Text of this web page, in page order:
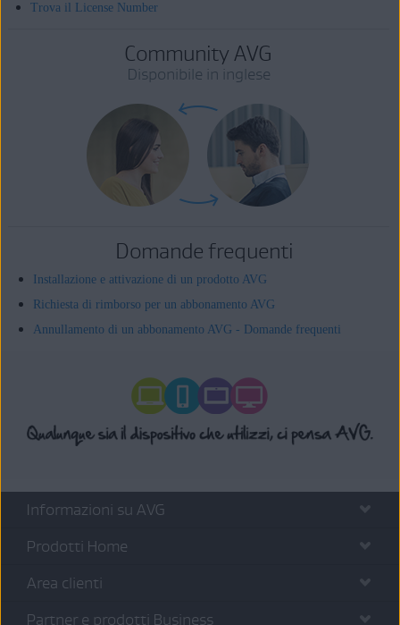
Trova il License Number
Community AVG
Disponibile in inglese
Domande frequenti
Installazione e attivazione di un prodotto AVG
Richiesta di rimborso per un abbonamento AVG
Annullamento di un abbonamento AVG - Domande frequenti
Informazioni su AVG
Prodotti Home
Area clienti
Partner e prodotti Business